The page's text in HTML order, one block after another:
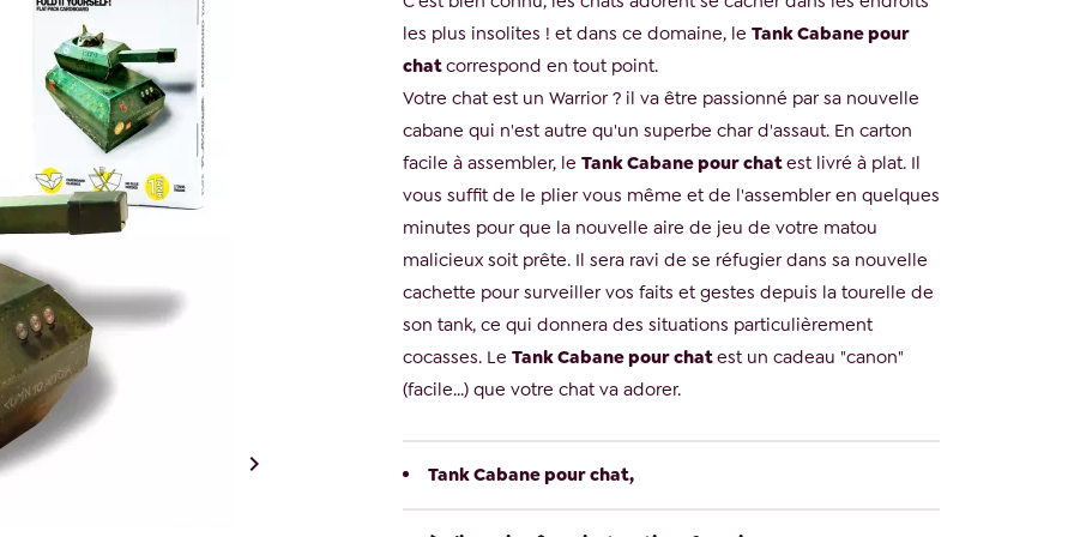

les plus insolites ! et dans ce domaine, le Tank Cabane pour
chatcorrespond en tout point.
Votre chat est un Warrior ? il va être passionné par sa nouvelle
cabane qui n'est autre qu'un superbe char d'assaut. En carton
facile à assembler, le Tank Cabane pour chatest livré à plat. Il
vous suffit de le plier vous même et de l'assembler en quelques
minutes pour que la nouvelle aire de jeu de votre matou
malicieux soit prête. Il sera ravi de se réfugier dans sa nouvelle
cachette pour surveiller vos faits et gestes depuis la tourelle de
son tank, ce qui donnera des situations particulièrement
cocasses. Le Tank Cabane pour chatest un cadeau "canon"
(facile...) que votre chat va adorer.
Tank Cabane pour chat,